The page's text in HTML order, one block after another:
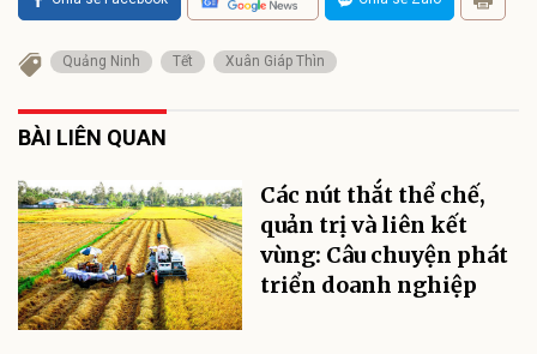
Quảng Ninh Tết Xuân Giáp Thìn
BÀI LIÊN QUAN
Các nút thắt thể chế,
quản trị và liên kết
vùng: Câu chuyện phát
triển doanh nghiệp